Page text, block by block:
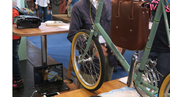
ポ
ー
ト
ム
ー
ビ
ー
る:BRUNO
EURO
BIKE
2015
に
出
展